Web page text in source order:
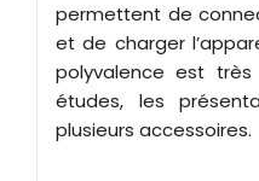
permettent de
et de charger
polyvalence est
études, les
plusieurs accessoires.